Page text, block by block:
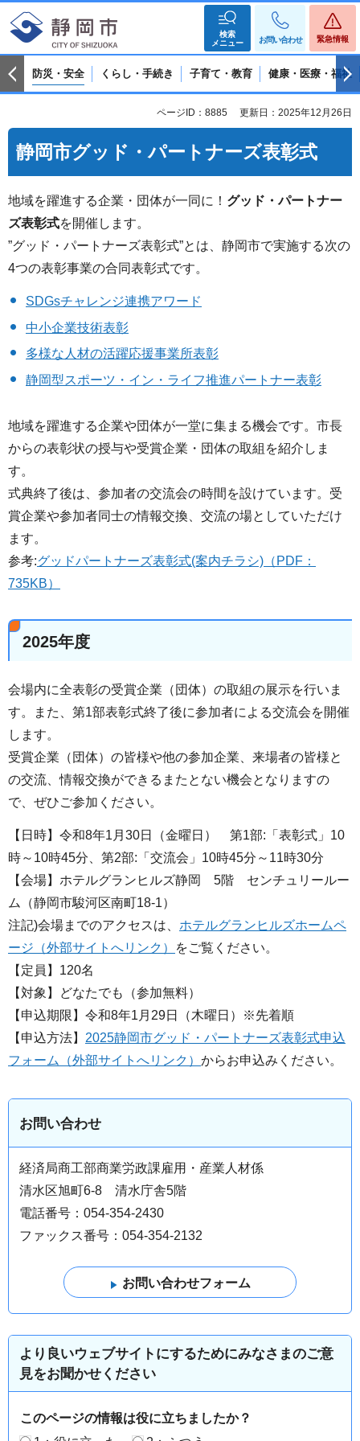
検索
メニュー
お問い合わせ 緊急情報
防災・安全 くらし・手続き 子育て・教育 健康・医療・福祉
ページID：8885 更新日：2025年12月26日
静岡市グッド・パートナーズ表彰式
地域を躍進する企業・団体が一同に！ グッド・パートナー
ズ表彰式を開催します。
”グッド・パートナーズ表彰式”とは、静岡市で実施する次の
4つの表彰事業の合同表彰式です。
SDGsチャレンジ連携アワード
中小企業技術表彰
多様な人材の活躍応援事業所表彰
静岡型スポーツ・イン・ライフ推進パートナー表彰
地域を躍進する企業や団体が一堂に集まる機会です。市長
からの表彰状の授与や受賞企業・団体の取組を紹介しま
す。
式典終了後は、参加者の交流会の時間を設けています。受
賞企業や参加者同士の情報交換、交流の場としていただけ
ます。
参考:グッドパートナーズ表彰式(案内チラシ)（PDF：
735KB）
2025年度
会場内に全表彰の受賞企業（団体）の取組の展示を行いま
す。また、第1部表彰式終了後に参加者による交流会を開催
します。
受賞企業（団体）の皆様や他の参加企業、来場者の皆様と
の交流、情報交換ができるまたとない機会となりますの
で、ぜひご参加ください。
【日時】令和8年1月30日（金曜日） 第1部:「表彰式」10
時～10時45分、第2部:「交流会」10時45分～11時30分
【会場】ホテルグランヒルズ静岡 5階 センチュリールー
ム（静岡市駿河区南町18-1）
注記)会場までのアクセスは、 ホテルグランヒルズホームペ
ージ（外部サイトへリンク）
をご覧ください。
【定員】120名
【対象】どなたでも（参加無料）
【申込期限】令和8年1月29日（木曜日）※先着順
【申込方法】 2025静岡市グッド・パートナーズ表彰式申込
フォーム（外部サイトへリンク） からお申込みください。
お問い合わせ
経済局商工部商業労政課雇用・産業人材係
清水区旭町6-8 清水庁舎5階
電話番号：054-354-2430
ファックス番号：054-354-2132
より良いウェブサイトにするためにみなさまのご意
見をお聞かせください
このページの情報は役に立ちましたか？